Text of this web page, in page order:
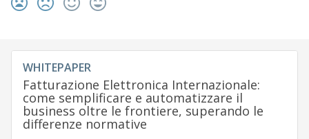
WHITEPAPER
Fatturazione Elettronica Internazionale:
come semplificare e automatizzare il
business oltre le frontiere, superando le
differenze normative